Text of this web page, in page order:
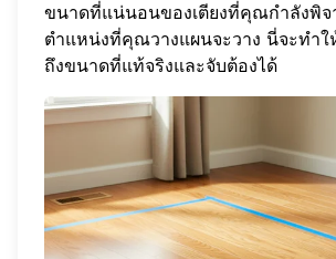
ขนาดที่แน่นอนของเตียงที่คุณกำลังพิ
ตำแหน่งที่คุณวางแผนจะวาง นี่จะทำ
ถึงขนาดที่แท้จริงและจับต้องได้